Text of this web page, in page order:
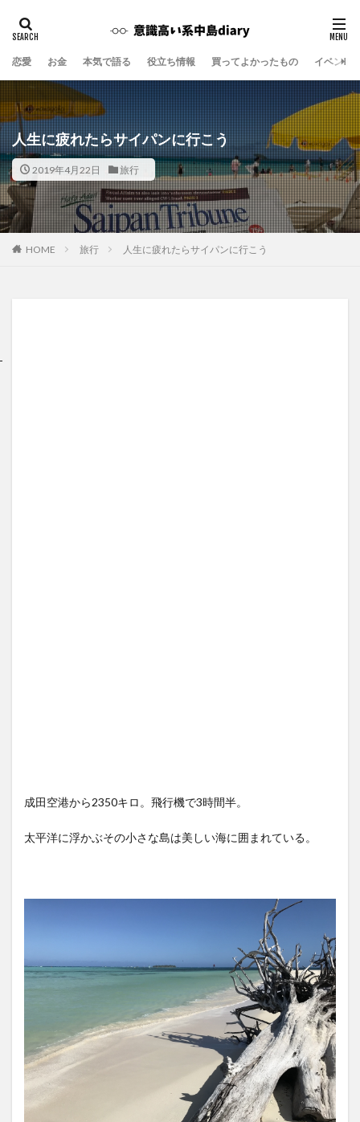
恋愛 お金 本気で語る 役立ち情報 買ってよかったもの イベント
人生に疲れたらサイパンに行こう
2019年4月22日 旅行
HOME 旅行 人生に疲れたらサイパンに行こう
成田空港から2350キロ。飛行機で3時間半。
太平洋に浮かぶその小さな島は美しい海に囲まれている。